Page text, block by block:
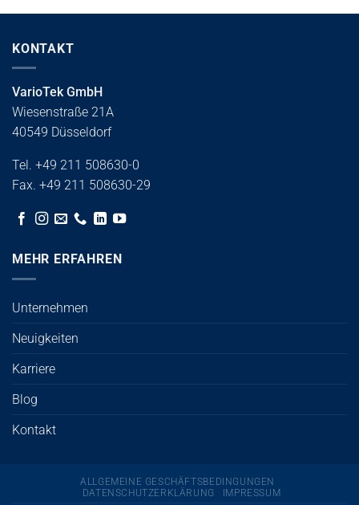
KONTAKT
VarioTek GmbH
Wiesenstraße 21A
40549 Düsseldorf
Tel. +49 211 508630-0
Fax. +49 211 508630-29
MEHR ERFAHREN
Unternehmen
Neuigkeiten
Karriere
Blog
Kontakt
ALLGEMEINE GESCHÄFTSBEDINGUNGEN
DATENSCHUTZERKLÄRUNG
IMPRESSUM